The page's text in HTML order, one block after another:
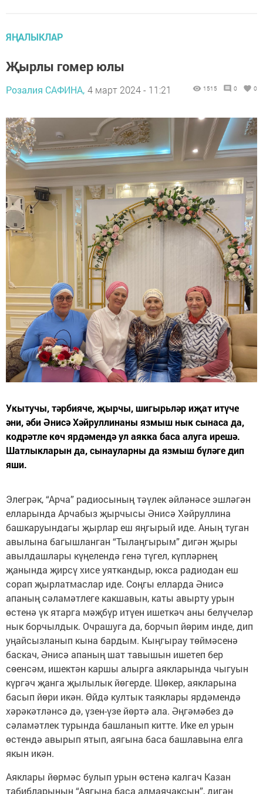
ЯҢАЛЫКЛАР
Җырлы гомер юлы
Розалия САФИНА, 4 март 2024 - 11:21 1515 0 0
Укытучы, тәрбияче, җырчы, шигырьләр иҗат итүче
әни, әби Әнисә Хәйруллинаны язмыш нык сынаса да,
кодрәтле көч ярдәмендә ул аякка баса алуга ирешә.
Шатлыкларын да, сынауларны да язмыш бүләге дип
яши.
Элегрәк, “Арча” радиосының тәүлек әйләнәсе эшләгән
елларында Арчабыз җырчысы Әнисә Хәйруллина
башкаруындагы җырлар еш яңгырый иде. Аның туган
авылына багышланган “Тылаңгырым” дигән җыры
авылдашлары күңелендә генә түгел, күпләрнең
җанында җирсү хисе уяткандыр, юкса радиодан еш
сорап җырлатмаслар иде. Соңгы елларда Әнисә
апаның сәламәтлеге какшавын, каты авырту урын
өстенә үк ятарга мәҗбүр итүен ишеткәч аны белүчеләр
нык борчылдык. Очрашуга да, борчып йөрим инде, дип
уңайсызланып кына бардым. Кыңгырау төймәсенә
баскач, Әнисә апаның шат тавышын ишетеп бер
сөенсәм, ишектән каршы алырга аякларында чыгуын
күргәч җанга җылылык йөгерде. Шөкер, аякларына
басып йөри икән. Өйдә култык таяклары ярдәмендә
хәрәкәтләнсә дә, үзен-үзе йөртә ала. Әңгәмәбез дә
сәламәтлек турында башланып китте. Ике ел урын
өстендә авырып ятып, аягына баса башлавына елга
якын икән.
Аяклары йөрмәс булып урын өстенә калгач Казан
табибларының “Аягыңа баса алмаячаксың”, дигән